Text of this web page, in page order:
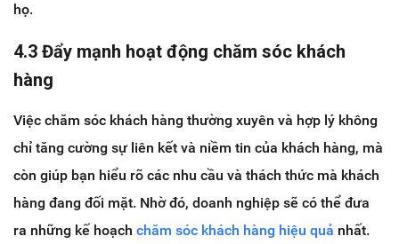
họ.
4.3 Đẩy mạnh hoạt động chăm sóc khách
hàng
Việc chăm sóc khách hàng thường xuyên và hợp lý không
chỉ tăng cường sự liên kết và niềm tin của khách hàng, mà
còn giúp bạn hiểu rõ các nhu cầu và thách thức mà khách
hàng đang đối mặt. Nhờ đó, doanh nghiệp sẽ có thể đưa
ra những kế hoạch chăm sóc khách hàng hiệu quả nhất.